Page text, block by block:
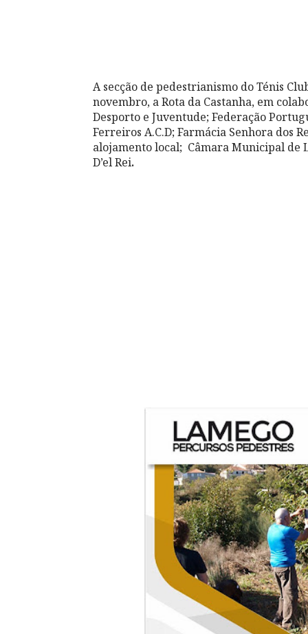
A secção de pedestrianismo do Ténis
novembro, a Rota da Castanha, em
Desporto e Juventude; Federação
Ferreiros A.C.D; Farmácia Senhora dos
alojamento local; Câmara Municipal de
D’el Rei.